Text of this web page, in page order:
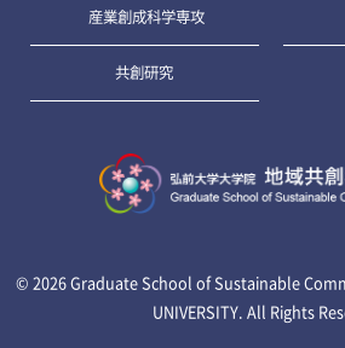
産業創成科学専攻
共創研究
© 2026 Graduate School of Sustainable
UNIVERSITY . All Rights